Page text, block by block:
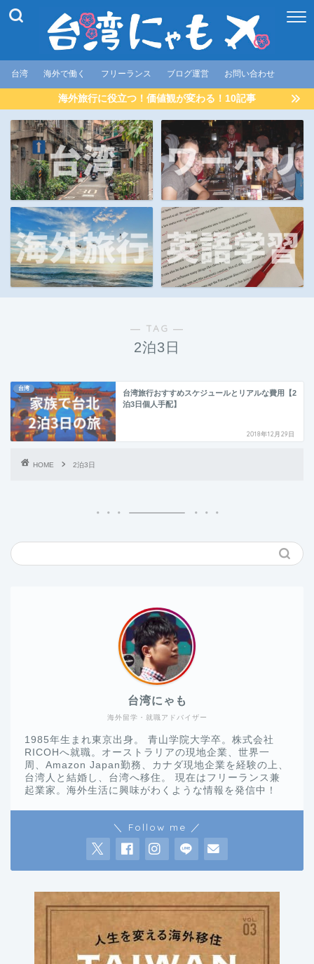
台湾 海外で働く フリーランス ブログ運営 お問い合わせ
海外旅行に役立つ！価値観が変わる！10記事
― TAG ―
2泊3日
台湾
台湾旅行おすすめスケジュールとリアルな費用【2
泊3日個人手配】
2018年12月29日
HOME 2泊3日
海外留学・就職アドバイザー
台湾にゃも
1985年生まれ東京出身。 青山学院大学卒。株式会社
RICOHへ就職。オーストラリアの現地企業、世界一
周、Amazon Japan勤務、カナダ現地企業を経験の上、
台湾人と結婚し、台湾へ移住。 現在はフリーランス兼
起業家。海外生活に興味がわくような情報を発信中！
＼ Follow me ／